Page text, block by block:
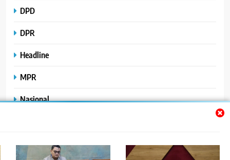
DPD
DPR
Headline
MPR
Nasional
Polhukam